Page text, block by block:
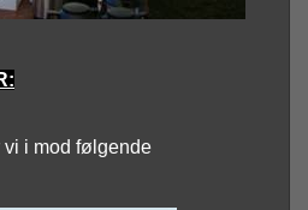
i mod følgende